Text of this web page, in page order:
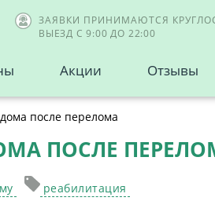
ЗАЯВКИ ПРИНИМАЮТСЯ
ВЫЕЗД С 9:00 ДО 22:00
Акции Отзывы
после перелома
ПОСЛЕ
реабилитация